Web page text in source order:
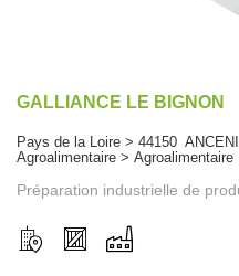
GALLIANCE LE BIGNON
Pays de la Loire > 44150
Agroalimentaire > Agroalimentaire
Préparation industrielle de